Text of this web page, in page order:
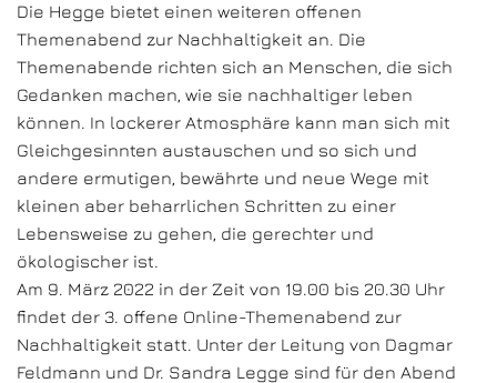
Die Hegge bietet einen weiteren offenen
Themenabend zur Nachhaltigkeit an. Die
Themenabende richten sich an Menschen, die sich
Gedanken machen, wie sie nachhaltiger leben
können. In lockerer Atmosphäre kann man sich mit
Gleichgesinnten austauschen und so sich und
andere ermutigen, bewährte und neue Wege mit
kleinen aber beharrlichen Schritten zu einer
Lebensweise zu gehen, die gerechter und
ökologischer ist.
Am 9. März 2022 in der Zeit von 19.00 bis 20.30 Uhr
findet der 3. offene Online-Themenabend zur
Nachhaltigkeit statt. Unter der Leitung von Dagmar
Feldmann und Dr. Sandra Legge sind für den Abend